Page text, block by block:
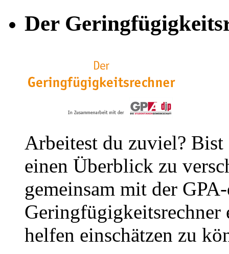
Der
Arbeitest du zuviel?
einen Überblick zu
gemeinsam mit der
helfen einschätzen zu